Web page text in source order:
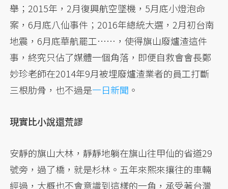
舉；2015年，2月復興航空墜機，5月底小燈泡命
案，6月底八仙事件；2016年總統大選，2月初台南
地震，6月底華航罷工……，使得旗山廢爐渣這件
事，終究只佔了媒體一個角落，即便自救會會長鄭
妙珍老師在2014年9月被埋廢爐渣業者的員工打斷
三根肋骨，也不過是一日新聞 。
現實比小說還荒謬
安靜的旗山大林，靜靜地躺在旗山往甲仙的省道29
號旁，過了橋，就是杉林。五年來熙來攘往的車輛
經過，大概也不會意識到這樣的一角，承受著台灣